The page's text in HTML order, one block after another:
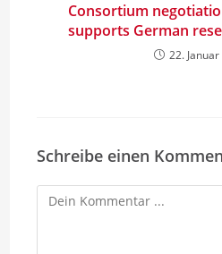
Consortium
supports German
22.
Schreibe einen
Kommentieren